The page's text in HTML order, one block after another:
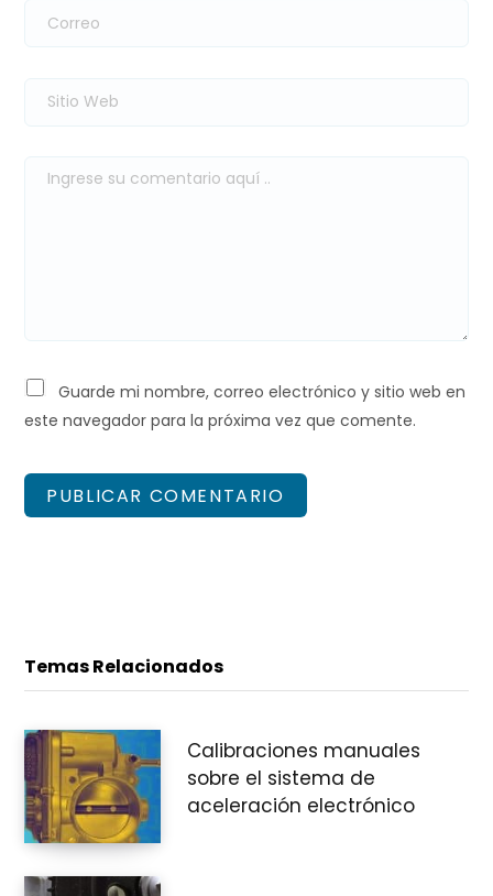
Guarde mi nombre, correo electrónico y sitio web en
este navegador para la próxima vez que comente.
Temas Relacionados
Calibraciones manuales
sobre el sistema de
aceleración electrónico